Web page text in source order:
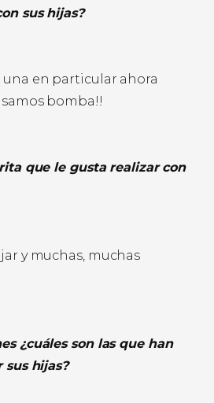
sus hijas?
en particular ahora
bomba!!
que le gusta realizar con
y muchas, muchas
¿cuáles son las que han
sus hijas?